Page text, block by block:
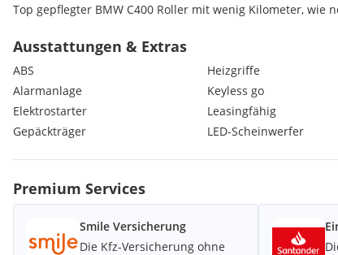
Top gepflegter BMW C400 Roller mit wenig Kilometer, wie
Ausstattungen & Extras
ABS
Alarmanlage
Elektrostarter
Gepäckträger
Heizgriffe
Keyless go
Leasingfähig
LED-Scheinwerfer
Premium Services
Smile Versicherung
Die Kfz-Versicherung ohne